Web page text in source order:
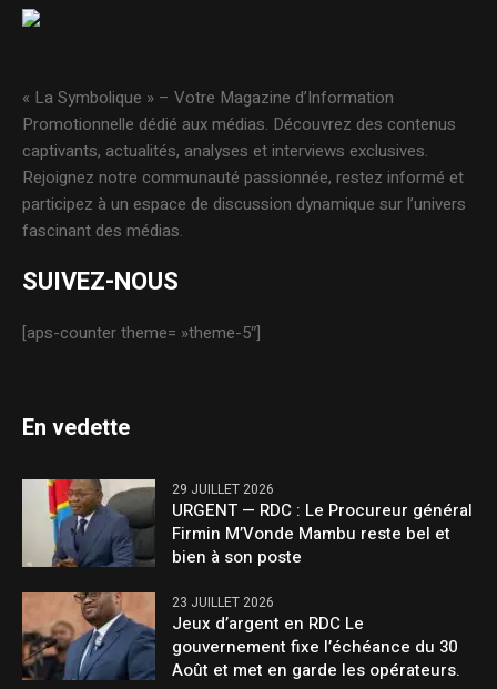
« La Symbolique » – Votre Magazine d’Information
Promotionnelle dédié aux médias. Découvrez des contenus
captivants, actualités, analyses et interviews exclusives.
Rejoignez notre communauté passionnée, restez informé et
participez à un espace de discussion dynamique sur l’univers
fascinant des médias.
SUIVEZ-NOUS
[aps-counter theme= »theme-5″]
En vedette
29 JUILLET 2026
URGENT — RDC : Le Procureur général
Firmin M’Vonde Mambu reste bel et
bien à son poste
23 JUILLET 2026
Jeux d’argent en RDC Le
gouvernement fixe l’échéance du 30
Août et met en garde les opérateurs.